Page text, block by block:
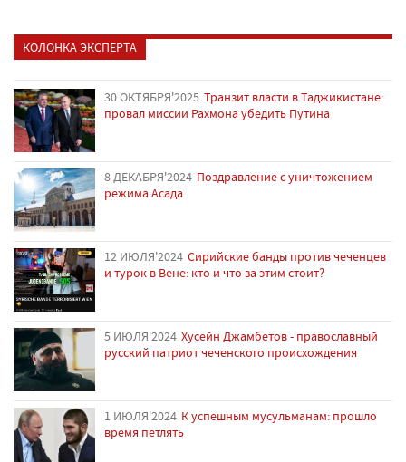
КОЛОНКА ЭКСПЕРТА
30 ОКТЯБРЯ'2025 Транзит власти в Таджикистане:
провал миссии Рахмона убедить Путина
8 ДЕКАБРЯ'2024 Поздравление с уничтожением
режима Асада
12 ИЮЛЯ'2024 Сирийские банды против чеченцев
и турок в Вене: кто и что за этим стоит?
5 ИЮЛЯ'2024 Хусейн Джамбетов - православный
русский патриот чеченского происхождения
1 ИЮЛЯ'2024 К успешным мусульманам: прошло
время петлять